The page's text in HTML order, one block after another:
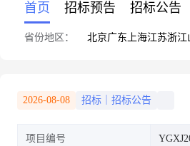
首页 招标预告 招标公告
省份地区： 北京广东 上海江苏浙江
2026-08-08 招标｜招标公告
项目编号